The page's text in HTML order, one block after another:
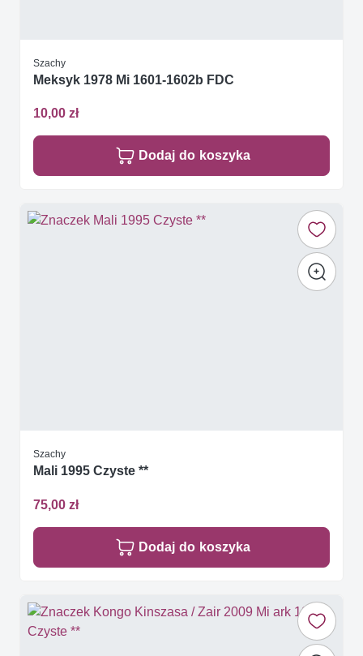
Szachy
Meksyk 1978 Mi 1601-1602b FDC
10,00 zł
Dodaj do koszyka
Szachy
Mali 1995 Czyste **
75,00 zł
Dodaj do koszyka